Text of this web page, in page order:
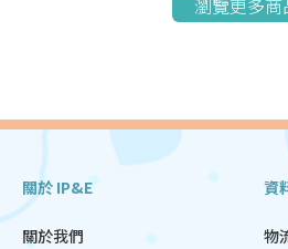
瀏覽更多商
關於 IP&E
關於我們
資
物